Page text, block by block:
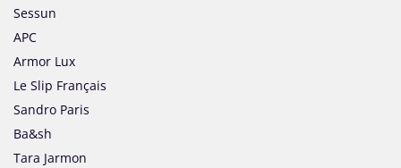
Sessun
APC
Armor Lux
Le Slip Français
Sandro Paris
Ba&sh
Tara Jarmon